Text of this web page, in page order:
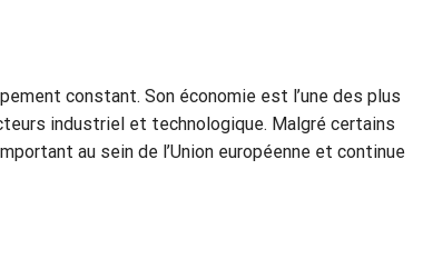
constant. Son économie est l’une des plus
industriel et technologique. Malgré certains
au sein de l’Union européenne et continue